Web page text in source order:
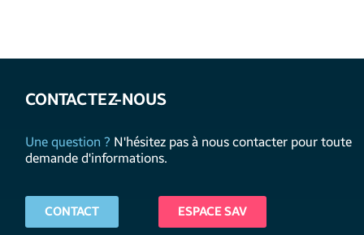
CONTACTEZ-NOUS
Une question ? N'hésitez pas à nous contacter pour toute
demande d'informations.
CONTACT ESPACE SAV